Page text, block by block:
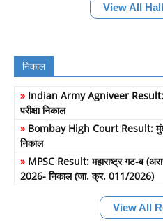
View All
निकाल
» Indian Army Agniveer Result:
परीक्षा निकाल
» Bombay High Court Result:
निकाल
» MPSC Result: महाराष्ट्र गट-ब
2026- निकाल (जा. क्र. 011/2026)
View All